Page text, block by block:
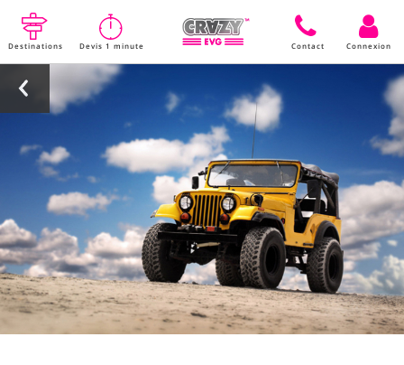
Destinations Devis 1 minute Contact Connexion